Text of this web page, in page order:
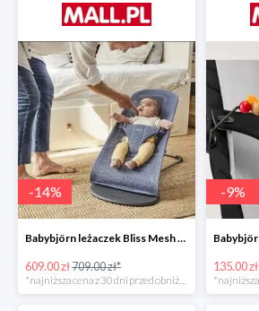
-14%
Babybjörn leżaczek Bliss Mesh State Blue
609.00 zł709.00 zł*
*najniższa cena z 30 dni przed obniżką
-9%
135.00 zł